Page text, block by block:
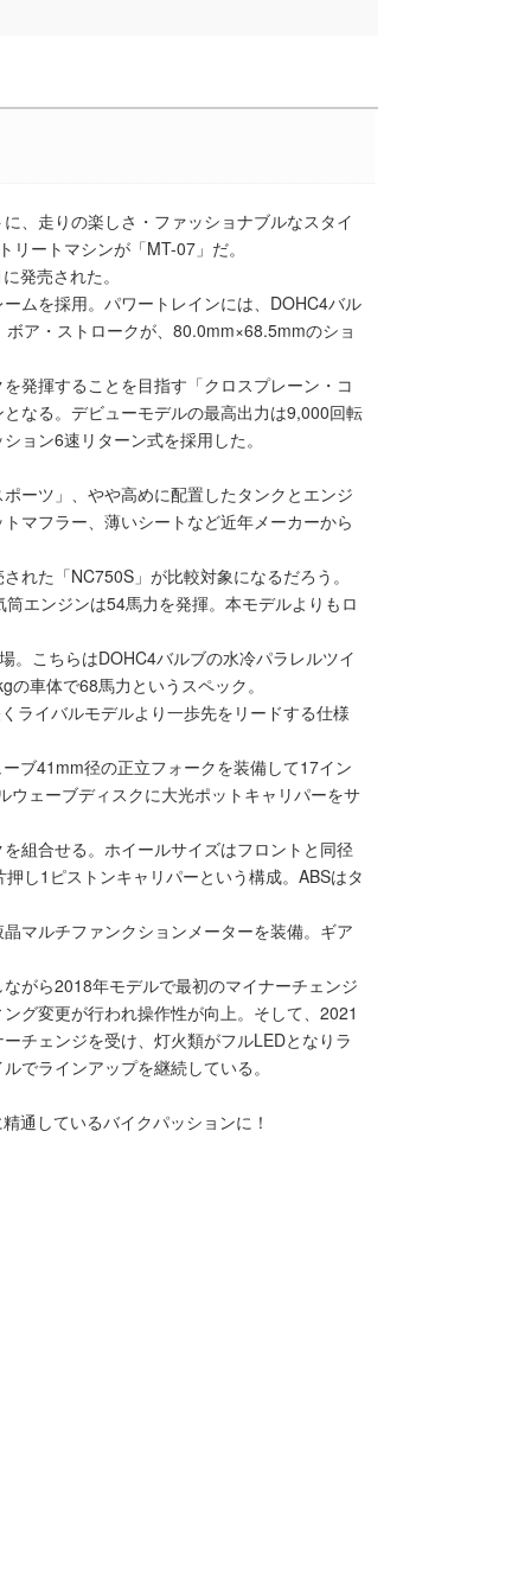
、走りの楽しさ・ファッショナブルなスタイ
ートマシンが「MT-07」だ。
発売された。
ムを採用。パワートレインには、DOHC4バル
ア・ストロークが、80.0mm×68.5mmのショ
発揮することを目指す「クロスプレーン・コ
なる。デビューモデルの最高出力は9,000回転
ョン6速リターン式を採用した。
ーツ」、やや高めに配置したタンクとエンジ
マフラー、薄いシートなど近年メーカーから
れた「NC750S」が比較対象になるだろう。
エンジンは54馬力を発揮。本モデルよりもロ
。こちらはDOHC4バルブの水冷パラレルツイ
車体で68馬力というスペック。
ライバルモデルより一歩先をリードする仕様
ブ41mm径の正立フォークを装備して17イン
ェーブディスクに大光ポットキャリパーをサ
組合せる。ホイールサイズはフロントと同径
し1ピストンキャリパーという構成。ABSはタ
マルチファンクションメーターを装備。ギア
がら2018年モデルで最初のマイナーチェンジ
グ変更が行われ操作性が向上。そして、2021
チェンジを受け、灯火類がフルLEDとなりラ
でラインアップを継続している。
通しているバイクパッションに！